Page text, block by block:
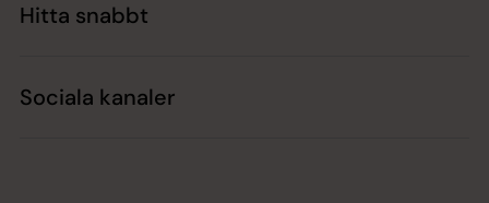
Hitta snabbt
Sociala kanaler